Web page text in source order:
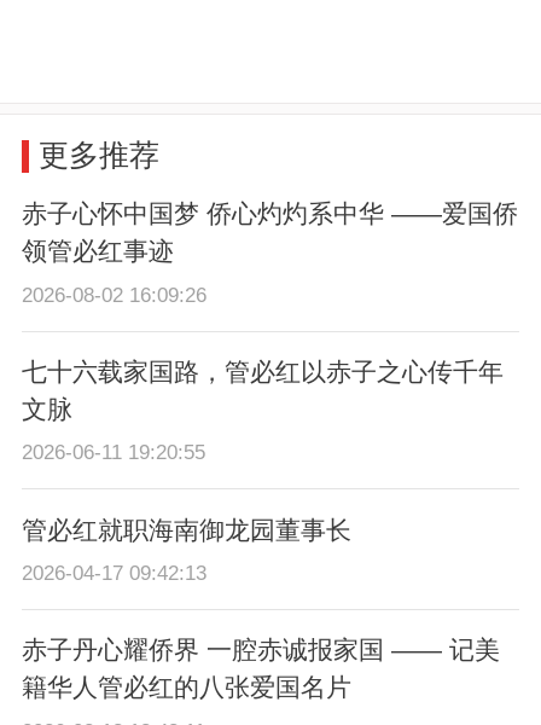
更多推荐
赤子心怀中国梦 侨心灼灼系中华 ——爱国侨
领管必红事迹
2026-08-02 16:09:26
七十六载家国路，管必红以赤子之心传千年
文脉
2026-06-11 19:20:55
管必红就职海南御龙园董事长
2026-04-17 09:42:13
赤子丹心耀侨界 一腔赤诚报家国 —— 记美
籍华人管必红的八张爱国名片